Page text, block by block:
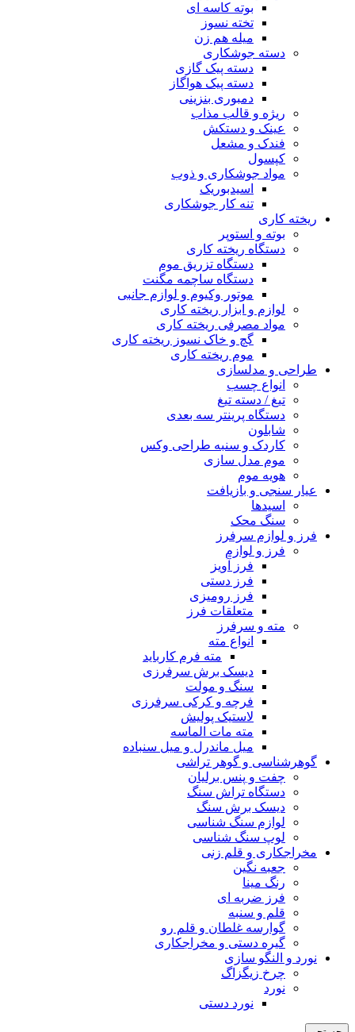
بوته کاسه ای
تخته نسوز
میله هم زن
دسته جوشکاری
دسته پیک گازی
دسته پیک هواگاز
دمبوری بنزینی
ریژه و قالب مذاب
عینک و دستکش
فندک و مشعل
کپسول
مواد جوشکاری و ذوب
اسیدبوریک
تنه کار جوشکاری
ریخته کاری
بوته و استوپر
دستگاه ریخته کاری
دستگاه تزریق موم
دستگاه ساچمه مگنت
موتور وکیوم و لوازم جانبی
لوازم و ابزار ریخته کاری
مواد مصرفی ریخته کاری
گچ و خاک نسوز ریخته کاری
موم ریخته کاری
طراحی و مدلسازی
انواع چسب
تیغ / دسته تیغ
دستگاه پرینتر سه بعدی
شابلون
کاردک و سنبه طراحی وکس
موم مدل سازی
هویه موم
عیار سنجی و بازیافت
اسیدها
سنگ محک
فرز و لوازم سرفرز
فرز و لوازم
فرز آویز
فرز دستی
فرز رومیزی
متعلقات فرز
مته و سرفرز
انواع مته
مته فرم کارباید
دیسک برش سرفرزی
سنگ و مولت
فرچه و کرکی سرفرزی
لاستیک پولیش
مته مات الماسه
میل ماندرل و میل سنباده
گوهرشناسی و گوهر تراشی
چفت و پنس برلیان
دستگاه تراش سنگ
دیسک برش سنگ
لوازم سنگ شناسی
لوپ سنگ شناسی
مخراجکاری و قلم زنی
جعبه نگین
رنگ مینا
فرز ضربه ای
قلم و سنبه
گوارسه غلطان و قلم رو
گیره دستی و مخراجکاری
نورد و النگو سازی
چرخ زیگزاگ
نورد
نورد دستی